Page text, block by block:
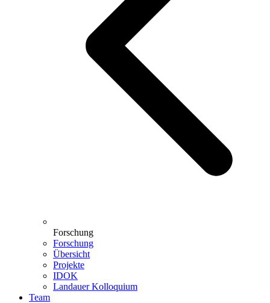
Forschung
Forschung
Übersicht
Projekte
IDOK
Landauer Kolloquium
Team